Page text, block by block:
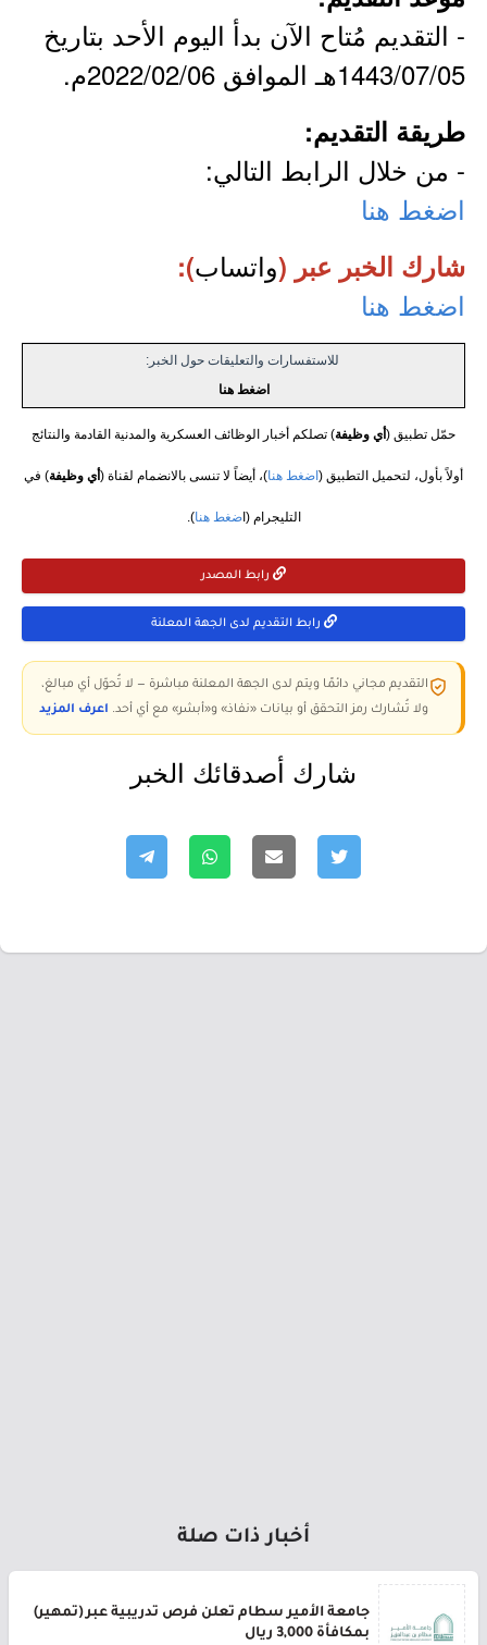
- التقديم مُتاح الآن بدأ اليوم الأحد بتاريخ
1443/07/05هـ الموافق 2022/02/06م.
طريقة التقديم:
- من خلال الرابط التالي:
اضغط هنا
شارك الخبر عبر (واتساب):
اضغط هنا
للاستفسارات والتعليقات حول الخبر:
اضغط هنا
حمّل تطبيق ( أي وظيفة) تصلكم أخبار الوظائف العسكرية والمدنية القادمة والنتائج
أولاً بأول، لتحميل التطبيق ( اضغط هنا)، أيضاً لا تنسى بالانضمام لقناة ( أي وظيفة) في
التليجرام (اضغط هنا).
رابط المصدر
رابط التقديم لدى الجهة المعلنة
التقديم مجاني دائمًا ويتم لدى الجهة المعلنة مباشرة — لا تُحوّل أي مبالغ،
ولا تُشارك رمز التحقق أو بيانات «نفاذ» و«أبشر» مع أي أحد. اعرف المزيد
شارك أصدقائك الخبر
أخبار ذات صلة
جامعة الأمير سطام تعلن فرص تدريبية عبر (تمهير)
بمكافأة 3,000 ريال